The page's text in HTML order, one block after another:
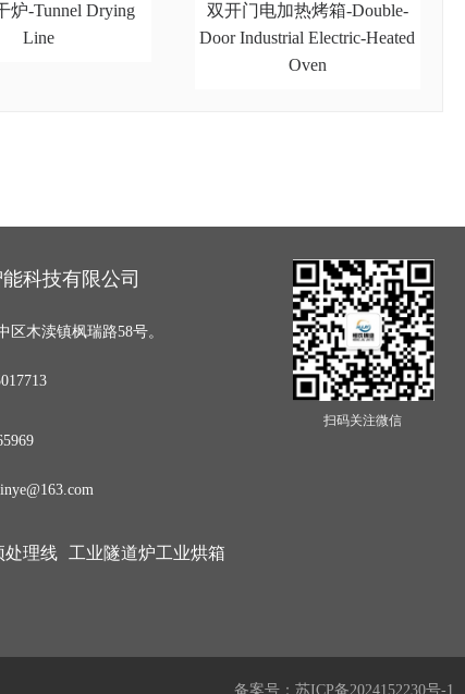
炉-Tunnel Drying
Line
双开门电加热烤箱-Double-
Door Industrial Electric-Heated
Oven
科技有限公司
区木渎镇枫瑞路58号。
扫码关注微信
处理线 工业隧道炉工业烘箱
备案号： 苏ICP备2024152230号-1